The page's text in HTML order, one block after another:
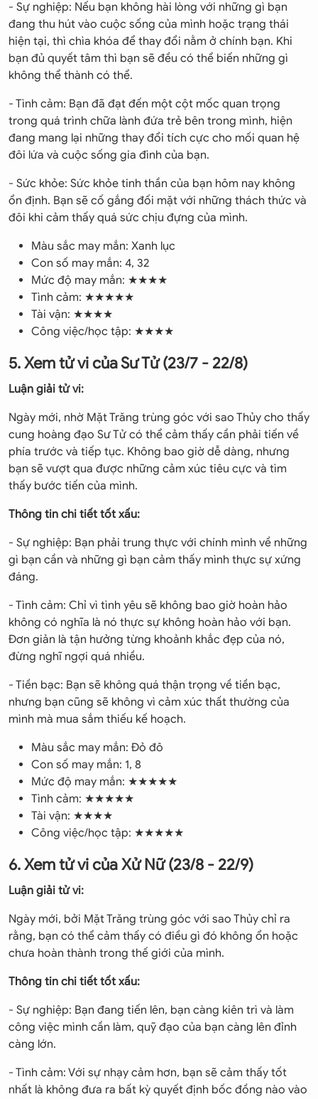
- Sự nghiệp: Nếu bạn không hài lòng với những gì bạn
đang thu hút vào cuộc sống của mình hoặc trạng thái
hiện tại, thì chìa khóa để thay đổi nằm ở chính bạn. Khi
bạn đủ quyết tâm thì bạn sẽ đều có thể biến những gì
không thể thành có thể.
- Tình cảm: Bạn đã đạt đến một cột mốc quan trọng
trong quá trình chữa lành đứa trẻ bên trong mình, hiện
đang mang lại những thay đổi tích cực cho mối quan hệ
đôi lứa và cuộc sống gia đình của bạn.
- Sức khỏe: Sức khỏe tinh thần của bạn hôm nay không
ổn định. Bạn sẽ cố gắng đối mặt với những thách thức và
đôi khi cảm thấy quá sức chịu đựng của mình.
Màu sắc may mắn: Xanh lục
Con số may mắn: 4, 32
Mức độ may mắn: ★★★★
Tình cảm: ★★★★★
Tài vận: ★★★★
Công việc/học tập: ★★★★
5. Xem tử vi của Sư Tử (23/7 - 22/8)
Luận giải tử vi:
Ngày mới, nhờ Mặt Trăng trùng góc với sao Thủy cho thấy
cung hoàng đạo Sư Tử có thể cảm thấy cần phải tiến về
phía trước và tiếp tục. Không bao giờ dễ dàng, nhưng
bạn sẽ vượt qua được những cảm xúc tiêu cực và tìm
thấy bước tiến của mình.
Thông tin chi tiết tốt xấu:
- Sự nghiệp: Bạn phải trung thực với chính mình về những
gì bạn cần và những gì bạn cảm thấy mình thực sự xứng
đáng.
- Tình cảm: Chỉ vì tình yêu sẽ không bao giờ hoàn hảo
không có nghĩa là nó thực sự không hoàn hảo với bạn.
Đơn giản là tận hưởng từng khoảnh khắc đẹp của nó,
đừng nghĩ ngợi quá nhiều.
- Tiền bạc: Bạn sẽ không quá thận trọng về tiền bạc,
nhưng bạn cũng sẽ không vì cảm xúc thất thường của
mình mà mua sắm thiếu kế hoạch.
Màu sắc may mắn: Đỏ đô
Con số may mắn: 1, 8
Mức độ may mắn: ★★★★★
Tình cảm: ★★★★★
Tài vận: ★★★★
Công việc/học tập: ★★★★★
6. Xem tử vi của Xử Nữ (23/8 - 22/9)
Luận giải tử vi:
Ngày mới, bởi Mặt Trăng trùng góc với sao Thủy chỉ ra
rằng, bạn có thể cảm thấy có điều gì đó không ổn hoặc
chưa hoàn thành trong thế giới của mình.
Thông tin chi tiết tốt xấu:
- Sự nghiệp: Bạn đang tiến lên, bạn càng kiên trì và làm
công việc mình cần làm, quỹ đạo của bạn càng lên đỉnh
càng lớn.
- Tình cảm: Với sự nhạy cảm hơn, bạn sẽ cảm thấy tốt
nhất là không đưa ra bất kỳ quyết định bốc đồng nào vào